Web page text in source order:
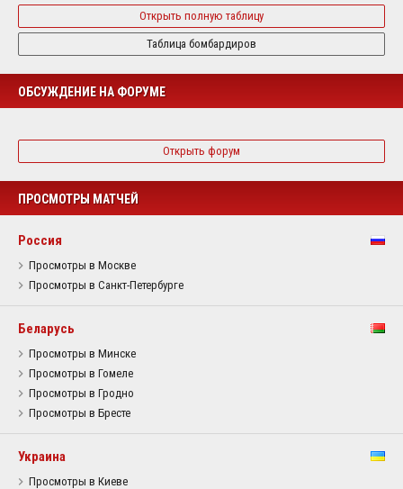
Открыть полную таблицу
Таблица бомбардиров
ОБСУЖДЕНИЕ НА ФОРУМЕ
Открыть форум
ПРОСМОТРЫ МАТЧЕЙ
Россия
Просмотры в Москве
Просмотры в Санкт-Петербурге
Беларусь
Просмотры в Минске
Просмотры в Гомеле
Просмотры в Гродно
Просмотры в Бресте
Украина
Просмотры в Киеве